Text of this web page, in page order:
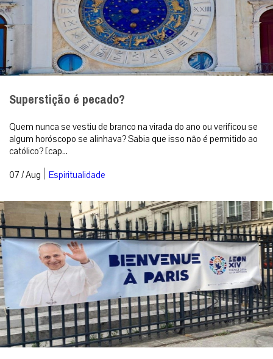
Superstição é pecado?
Quem nunca se vestiu de branco na virada do ano ou verificou se
algum horóscopo se alinhava? Sabia que isso não é permitido ao
católico? [cap...
07 / Aug | Espiritualidade